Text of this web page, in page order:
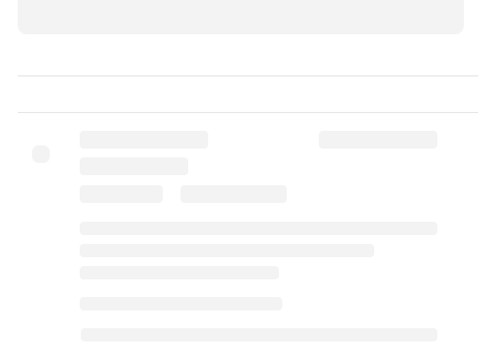
источник животных белков, пищевых волокон
(пребиотики), витаминов в период